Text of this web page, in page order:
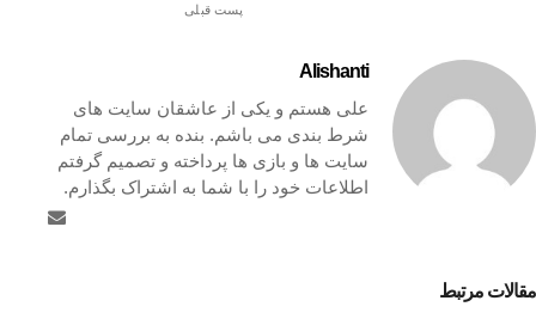
پست قبلی
Alishanti
علی هستم و یکی از عاشقان سایت های
شرط بندی می باشم. بنده به بررسی تمام
سایت ها و بازی ها پرداخته و تصمیم گرفتم
اطلاعات خود را با شما به اشتراک بگذارم.
مقالات مرتبط